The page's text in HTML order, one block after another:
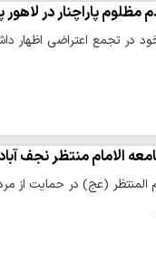
پاراچنار در لاهور
تجمع اعتراضی اظهار
الامام منتظر نجف
المنتظر (عج) در حمایت از